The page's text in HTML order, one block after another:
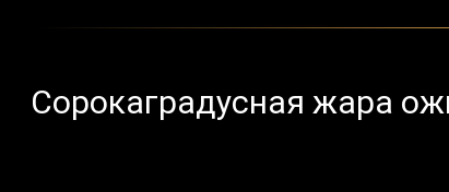
Сорокаградусная жара